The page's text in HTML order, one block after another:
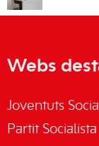
Webs
Joventuts
Partit